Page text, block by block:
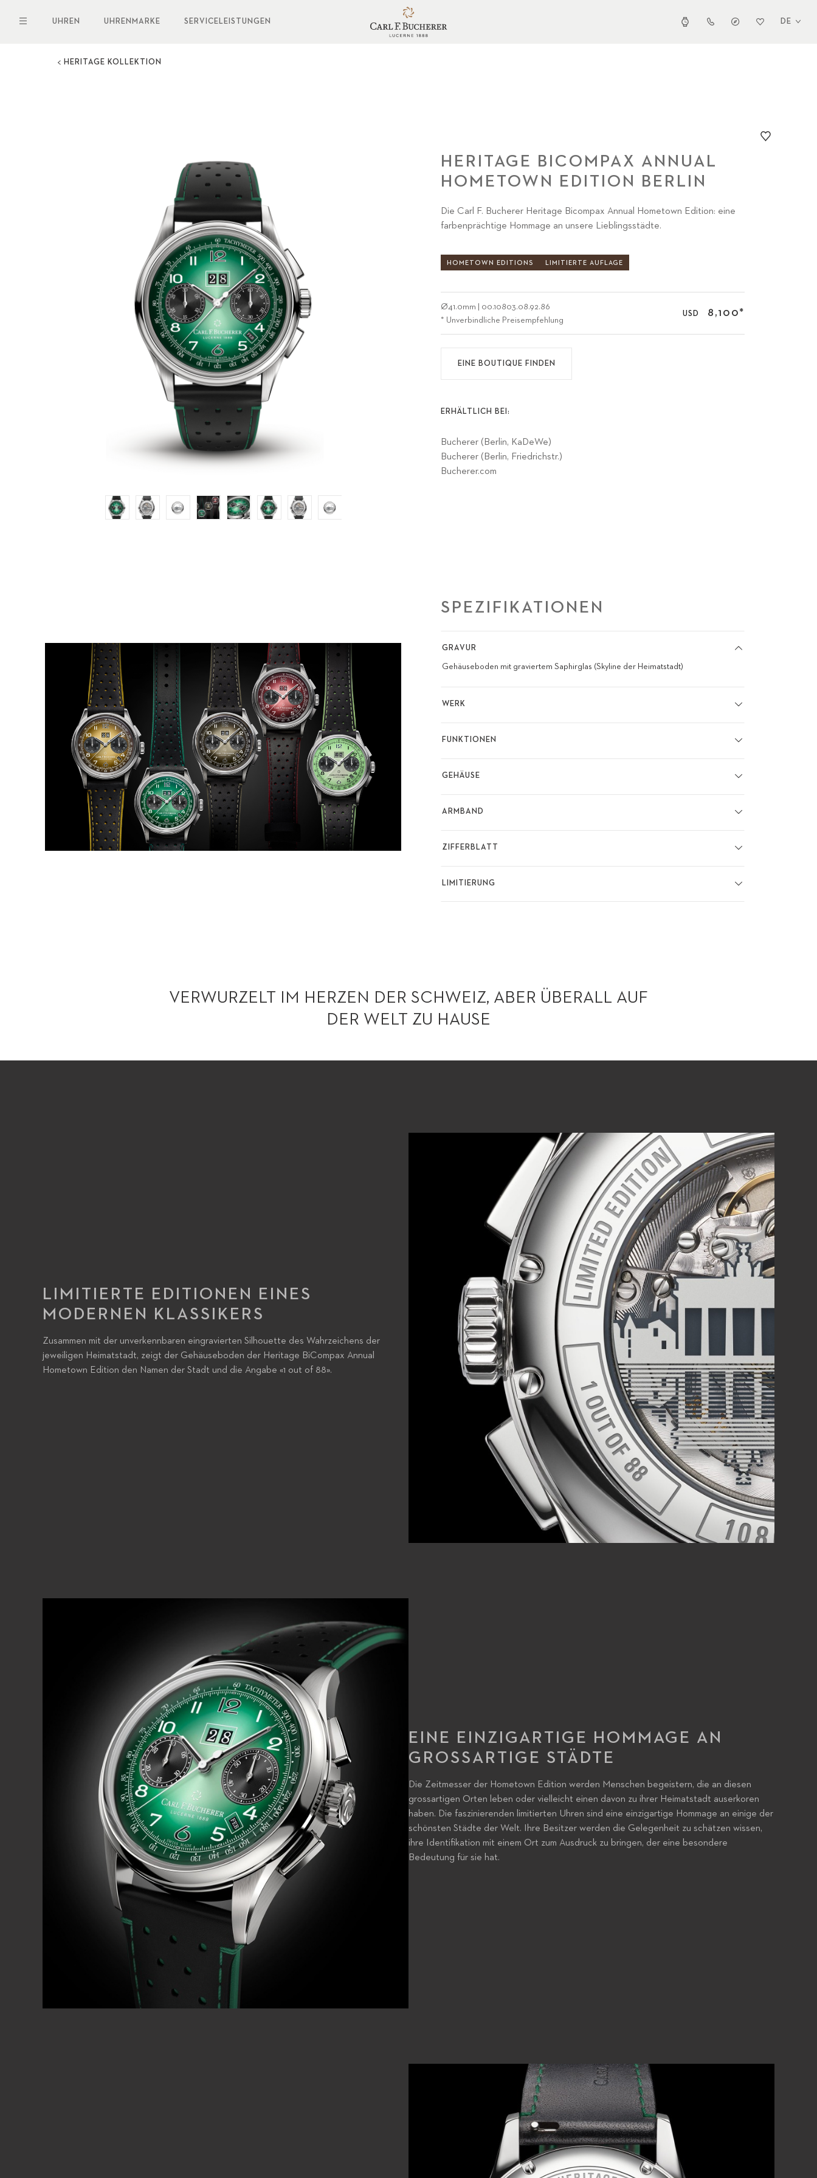
UHREN UHRENMARKE SERVICELEISTUNGEN DE
HERITAGE KOLLEKTION
HERITAGE BICOMPAX ANNUAL
HOMETOWN EDITION BERLIN
Die Carl F. Bucherer Heritage Bicompax Annual Hometown Edition: eine
farbenprächtige Hommage an unsere Lieblingsstädte.
HOMETOWN EDITIONS LIMITIERTE AUFLAGE
Ø41.0mm
00.10803.08.92.86
* Unverbindliche Preisempfehlung
USD 8,100*
EINE BOUTIQUE FINDEN
ERHÄLTLICH BEI:
Bucherer (Berlin, KaDeWe)
Bucherer (Berlin, Friedrichstr.)
Bucherer.com
SPEZIFIKATIONEN
GRAVUR
Gehäuseboden mit graviertem Saphirglas (Skyline der Heimatstadt)
WERK
FUNKTIONEN
GEHÄUSE
ARMBAND
ZIFFERBLATT
LIMITIERUNG
VERWURZELT IM HERZEN DER SCHWEIZ, ABER ÜBERALL AUF
DER WELT ZU HAUSE
LIMITIERTE EDITIONEN EINES
MODERNEN KLASSIKERS
Zusammen mit der unverkennbaren eingravierten Silhouette des Wahrzeichens der
jeweiligen Heimatstadt, zeigt der Gehäuseboden der Heritage BiCompax Annual
Hometown Edition den Namen der Stadt und die Angabe «1 out of 88».
EINE EINZIGARTIGE HOMMAGE AN
GROSSARTIGE STÄDTE
Die Zeitmesser der Hometown Edition werden Menschen begeistern, die an diesen
grossartigen Orten leben oder vielleicht einen davon zu ihrer Heimatstadt auserkoren
haben. Die faszinierenden limitierten Uhren sind eine einzigartige Hommage an einige der
schönsten Städte der Welt. Ihre Besitzer werden die Gelegenheit zu schätzen wissen,
ihre Identifikation mit einem Ort zum Ausdruck zu bringen, der eine besondere
Bedeutung für sie hat.